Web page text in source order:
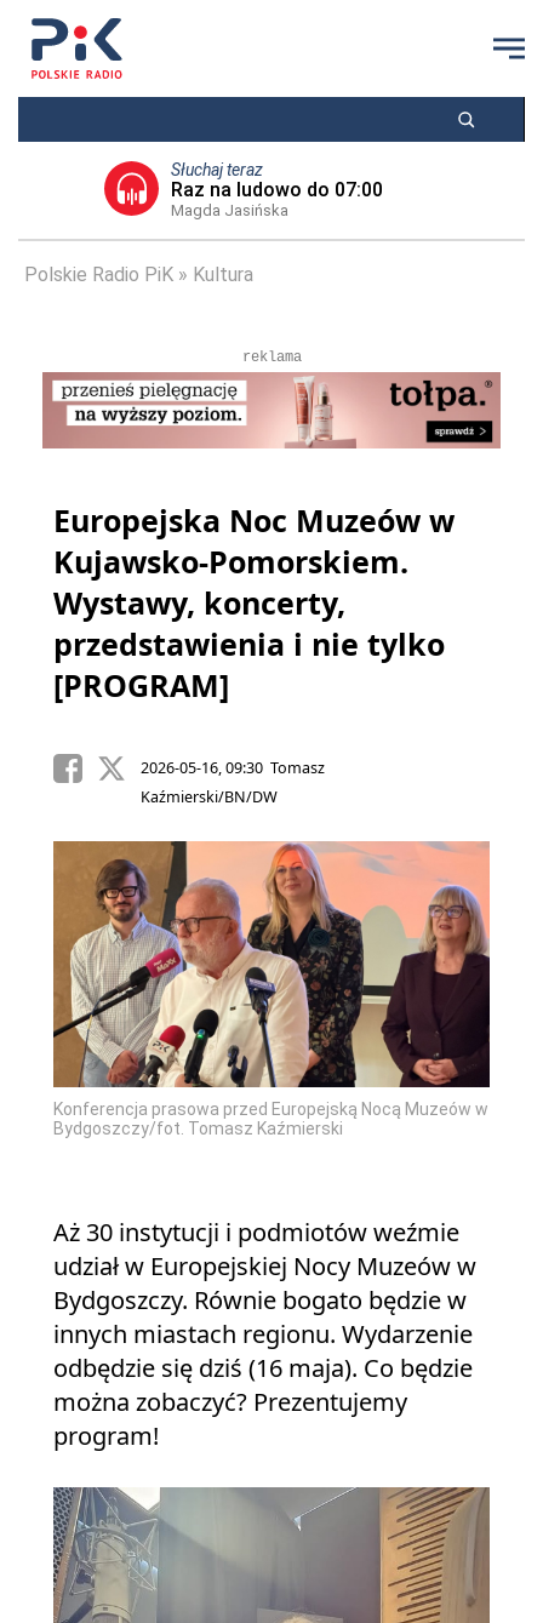
Słuchaj teraz
Raz na ludowo do 07:00
Magda Jasińska
Polskie Radio PiK Kultura
reklama
Europejska Noc Muzeów w
Kujawsko-Pomorskiem.
Wystawy, koncerty,
przedstawienia i nie tylko
[PROGRAM]
2026-05-16, 09:30 Tomasz
Kaźmierski/BN/DW
Konferencja prasowa przed Europejską Nocą Muzeów w
Bydgoszczy/fot. Tomasz Kaźmierski
Aż 30 instytucji i podmiotów weźmie
udział w Europejskiej Nocy Muzeów w
Bydgoszczy. Równie bogato będzie w
innych miastach regionu. Wydarzenie
odbędzie się dziś (16 maja). Co będzie
można zobaczyć? Prezentujemy
program!